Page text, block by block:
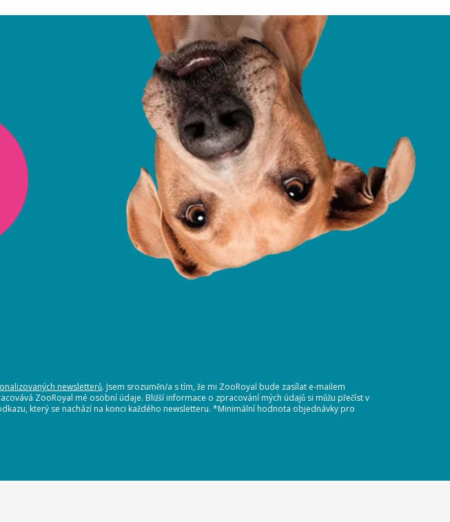
newsletterů. Jsem srozuměn/a s tím, že mi ZooRoyal bude zasílat e-mailem
ZooRoyal mé osobní údaje. Bližší informace o zpracování mých údajů si můžu přečíst v
který se nachází na konci každého newsletteru. *Minimální hodnota objednávky pro